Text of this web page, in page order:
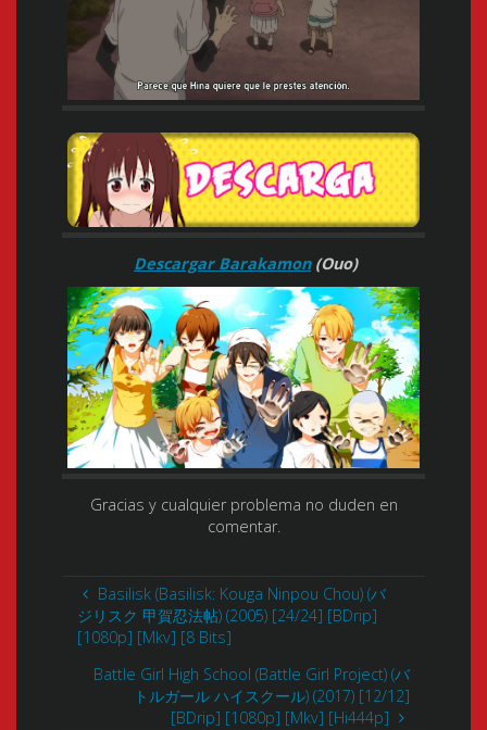
Descargar Barakamon(Ouo)
Gracias y cualquier problema no duden en
comentar.
Basilisk (Basilisk: Kouga Ninpou Chou) (バ
ジリスク 甲賀忍法帖) (2005) [24/24] [BDrip]
[1080p] [Mkv] [8 Bits]
Battle Girl High School (Battle Girl Project) (バ
トルガール ハイスクール) (2017) [12/12]
[BDrip] [1080p] [Mkv] [Hi444p]